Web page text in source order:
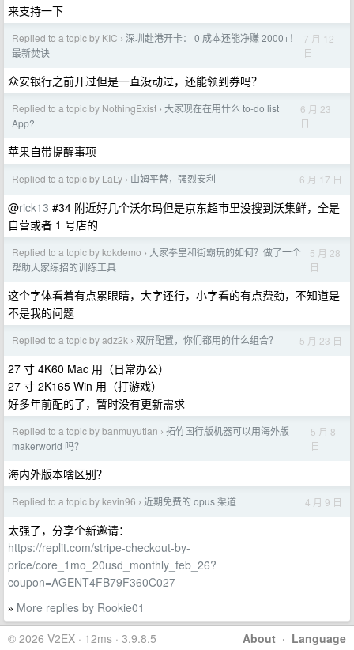
来支持一下
Replied to a topic by KIC › 深圳赴港开卡： 0 成本还能净赚 2000+！
最新焚诀
7 月 12
日
众安银行之前开过但是一直没动过，还能领到券吗？
Replied to a topic by NothingExist › 大家现在在用什么 to-do list
App?
6 月 23
日
苹果自带提醒事项
Replied to a topic by LaLy › 山姆平替，强烈安利 6 月 17 日
@rick13 #34 附近好几个沃尔玛但是京东超市里没搜到沃集鲜，全是
自营或者 1 号店的
Replied to a topic by kokdemo › 大家拳皇和街霸玩的如何？做了一个
帮助大家练招的训练工具
5 月 28
日
这个字体看着有点累眼睛，大字还行，小字看的有点费劲，不知道是
不是我的问题
Replied to a topic by adz2k › 双屏配置，你们都用的什么组合？ 5 月 23 日
27 寸 4K60 Mac 用（日常办公）
27 寸 2K165 Win 用（打游戏）
好多年前配的了，暂时没有更新需求
Replied to a topic by banmuyutian › 拓竹国行版机器可以用海外版
makerworld 吗？
5 月 8
日
海内外版本啥区别？
Replied to a topic by kevin96 › 近期免费的 opus 渠道 4 月 9 日
太强了，分享个新邀请：
https://replit.com/stripe-checkout-by-
price/core_1mo_20usd_monthly_feb_26?
coupon=AGENT4FB79F360C027
» More replies by Rookie01
About · Language
© 2026 V2EX · 12ms · 3.9.8.5